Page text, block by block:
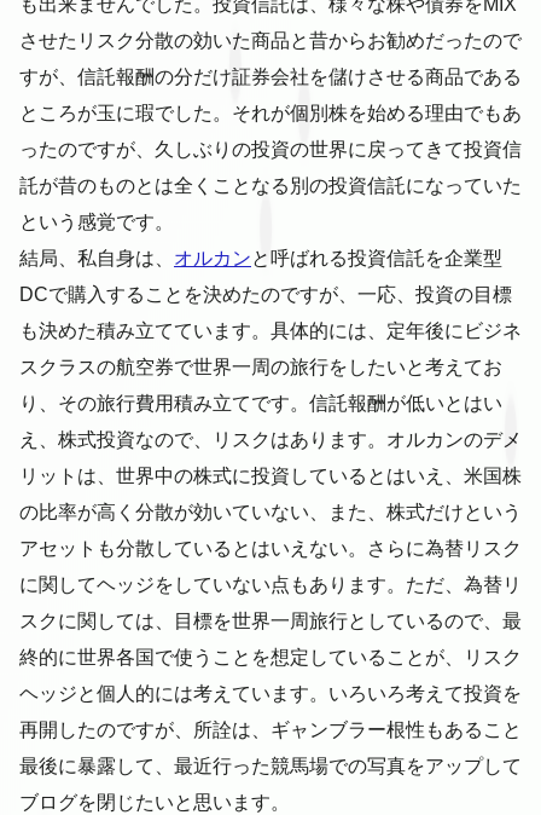
も出来ませんでした。投資信託は、様々な株や債券をMIX
させたリスク分散の効いた商品と昔からお勧めだったので
すが、信託報酬の分だけ証券会社を儲けさせる商品である
ところが玉に瑕でした。それが個別株を始める理由でもあ
ったのですが、久しぶりの投資の世界に戻ってきて投資信
託が昔のものとは全くことなる別の投資信託になっていた
という感覚です。
結局、私自身は、 オルカンと呼ばれる投資信託を企業型
DCで購入することを決めたのですが、一応、投資の目標
も決めた積み立てています。具体的には、定年後にビジネ
スクラスの航空券で世界一周の旅行をしたいと考えてお
り、その旅行費用積み立てです。信託報酬が低いとはい
え、株式投資なので、リスクはあります。オルカンのデメ
リットは、世界中の株式に投資しているとはいえ、米国株
の比率が高く分散が効いていない、また、株式だけという
アセットも分散しているとはいえない。さらに為替リスク
に関してヘッジをしていない点もあります。ただ、為替リ
スクに関しては、目標を世界一周旅行としているので、最
終的に世界各国で使うことを想定していることが、リスク
ヘッジと個人的には考えています。いろいろ考えて投資を
再開したのですが、所詮は、ギャンブラー根性もあること
最後に暴露して、最近行った競馬場での写真をアップして
ブログを閉じたいと思います。